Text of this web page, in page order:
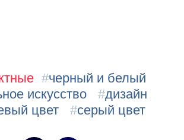
#черный и белый
искусство #дизайн
цвет #серый цвет